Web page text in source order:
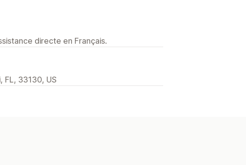
directe en Français.
FL, 33130, US